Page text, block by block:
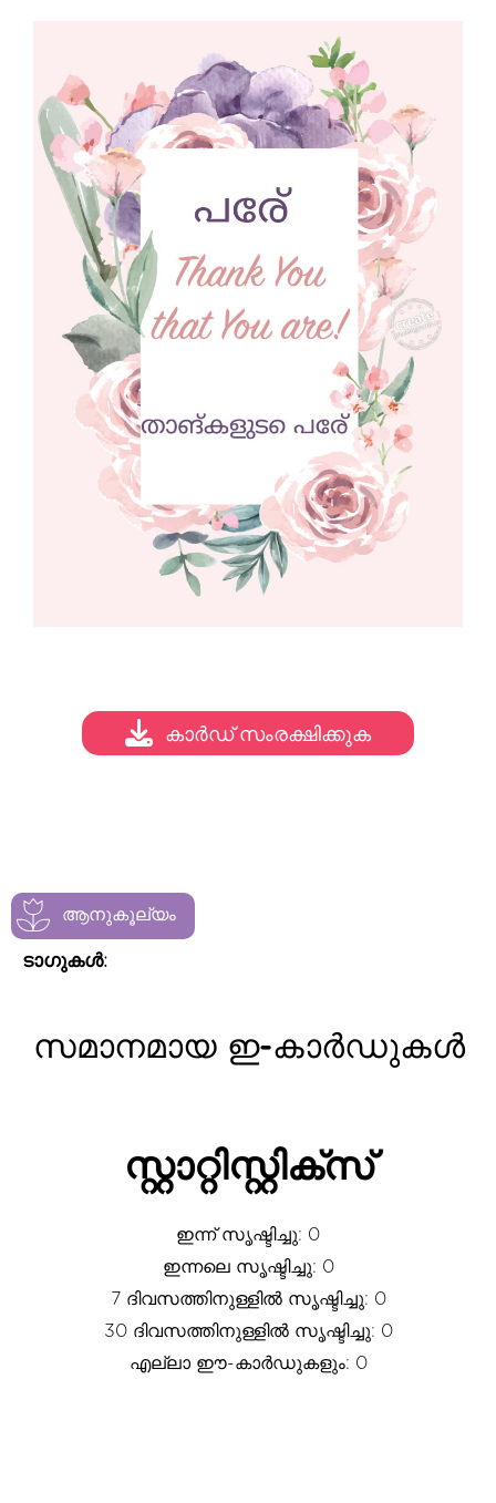
ആനുകൂല്യം
ടാഗുകൾ:
കാർഡ് സംരക്ഷിക്കുക
സമാനമായ ഇ-കാർഡുകൾ
സ്റ്റാറ്റിസ്റ്റിക്സ്
ഇന്ന് സൃഷ്ടിച്ചു: 0
ഇന്നലെ സൃഷ്ടിച്ചു: 0
7 ദിവസത്തിനുള്ളിൽ സൃഷ്ടിച്ചു: 0
30 ദിവസത്തിനുള്ളിൽ സൃഷ്ടിച്ചു: 0
എല്ലാ ഈ-കാർഡുകളും: 0